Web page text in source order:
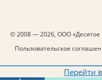
© 2008 — 2026, ООО
Пользовательское
Перейти